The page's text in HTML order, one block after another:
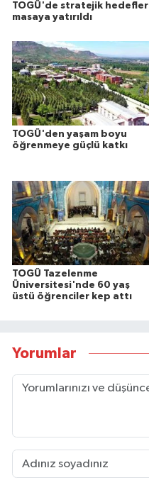
TOGÜ'de stratejik hedefler
masaya yatırıldı
TOGÜ'den yaşam boyu
öğrenmeye güçlü katkı
TOGÜ Tazelenme
Üniversitesi'nde 60 yaş
üstü öğrenciler kep attı
Yorumlar